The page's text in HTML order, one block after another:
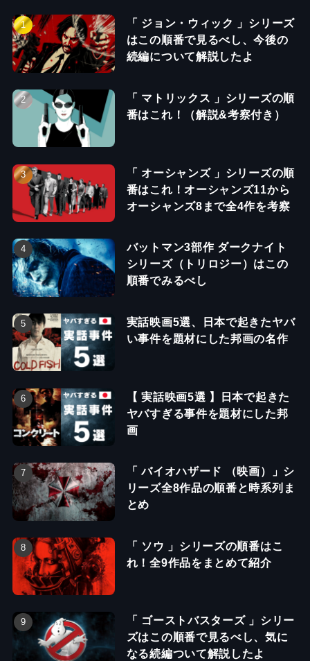
「 ジョン・ウィック 」シリーズ
はこの順番で見るべし、今後の
続編について解説したよ
「 マトリックス 」シリーズの順
番はこれ！（解説&考察付き）
「 オーシャンズ 」シリーズの順
番はこれ！オーシャンズ11から
オーシャンズ8まで全4作を考察
バットマン3部作 ダークナイト
シリーズ（トリロジー）はこの
順番でみるべし
実話映画5選、日本で起きたヤバ
い事件を題材にした邦画の名作
【 実話映画5選 】日本で起きた
ヤバすぎる事件を題材にした邦
画
「 バイオハザード （映画）」シ
リーズ全8作品の順番と時系列ま
とめ
「 ソウ 」シリーズの順番はこ
れ！全9作品をまとめて紹介
「 ゴーストバスターズ 」シリー
ズはこの順番で見るべし、気に
なる続編ついて解説したよ